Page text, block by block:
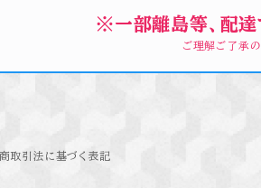
※一部離島等、配達
ご理解ご了承
取引法に基づく表記